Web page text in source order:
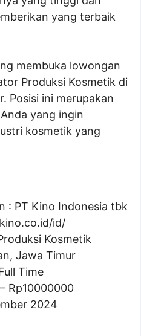
yang terbaik
membuka lowongan
Produksi Kosmetik di
Posisi ini merupakan
yang ingin
kosmetik yang
: PT Kino Indonesia tbk
id/
Kosmetik
Jawa Timur
Time
– Rp10000000
2024